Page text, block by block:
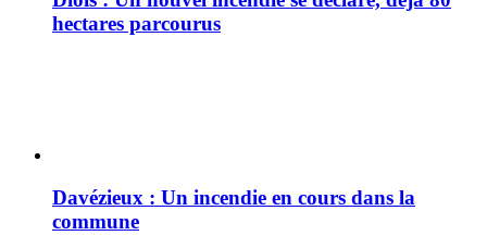
hectares parcourus
Davézieux : Un incendie en cours dans la
commune